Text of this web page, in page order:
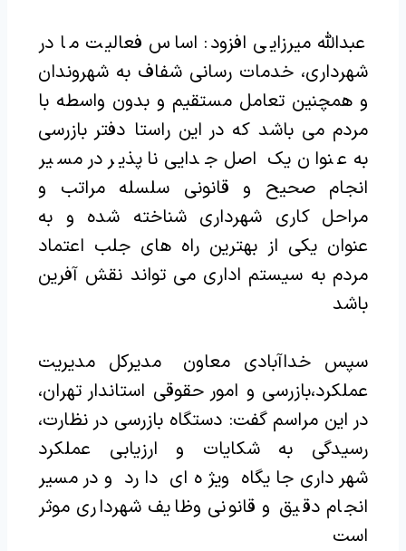
عبدالله میرزایی افزود: اساس فعالیت ما در
شهرداری، خدمات رسانی شفاف به شهروندان
و همچنین تعامل مستقیم و بدون واسطه با
مردم می باشد که در این راستا دفتر بازرسی
به عنوان یک اصل جدایی ناپذیر در مسیر
انجام صحیح و قانونی سلسله مراتب و
مراحل کاری شهرداری شناخته شده و به
عنوان یکی از بهترین راه های جلب اعتماد
مردم به سیستم اداری می تواند نقش آفرین
باشد
سپس خداآبادی معاون مدیرکل مدیریت
عملکرد،بازرسی و امور حقوقی استاندار تهران،
در این مراسم گفت: دستگاه بازرسی در نظارت،
رسیدگی به شکایات و ارزیابی عملکرد
شهرداری جایگاه ویژه ای دارد و در مسیر
انجام دقیق و قانونی وظایف شهرداری موثر
است